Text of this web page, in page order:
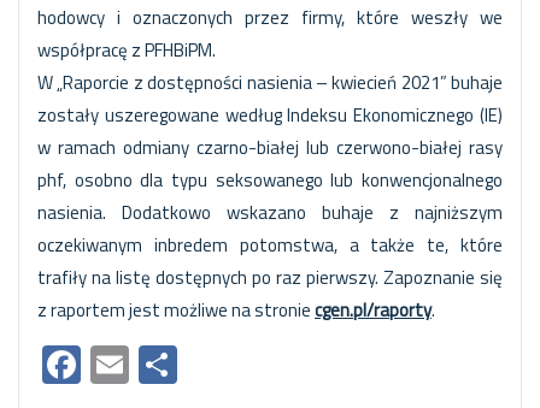
hodowcy i oznaczonych przez firmy, które weszły we
współpracę z PFHBiPM.
W „Raporcie z dostępności nasienia – kwiecień 2021” buhaje
zostały uszeregowane według Indeksu Ekonomicznego (IE)
w ramach odmiany czarno-białej lub czerwono-białej rasy
phf, osobno dla typu seksowanego lub konwencjonalnego
nasienia. Dodatkowo wskazano buhaje z najniższym
oczekiwanym inbredem potomstwa, a także te, które
trafiły na listę dostępnych po raz pierwszy. Zapoznanie się
z raportem jest możliwe na stroniecgen.pl/raporty.
Facebook
Email